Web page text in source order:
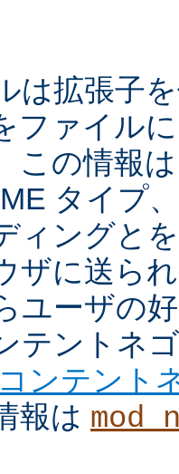
は拡張子
ファイル
この情報
タイプ
ィングと
ザに送ら
ユーザの
テントネ
コンテント
報は